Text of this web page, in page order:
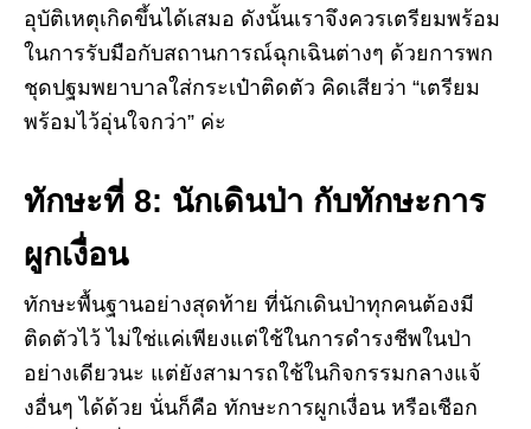
อุบัติเหตุเกิดขึ้นได้เสมอ ดังนั้นเราจึงควรเตรียมพร้อม
ในการรับมือกับสถานการณ์ฉุกเฉินต่างๆ ด้วยการพก
ชุดปฐมพยาบาลใส่กระเป๋าติดตัว คิดเสียว่า “เตรียม
พร้อมไว้อุ่นใจกว่า” ค่ะ
ทักษะที่ 8: นักเดินป่า กับทักษะการ
ผูกเงื่อน
ทักษะพื้นฐานอย่างสุดท้าย ที่นักเดินป่าทุกคนต้องมี
ติดตัวไว้ ไม่ใช่แค่เพียงแต่ใช้ในการดำรงชีพในป่า
อย่างเดียวนะ แต่ยังสามารถใช้ในกิจกรรมกลางแจ้
งอื่นๆ ได้ด้วย นั่นก็คือ ทักษะการผูกเงื่อน หรือเชือก